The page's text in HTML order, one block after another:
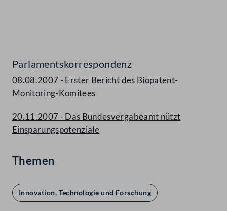
Parlamentskorrespondenz
08.08.2007 - Erster Bericht des Biopatent-
Monitoring-Komitees
20.11.2007 - Das Bundesvergabeamt nützt
Einsparungspotenziale
Themen
Innovation, Technologie und Forschung